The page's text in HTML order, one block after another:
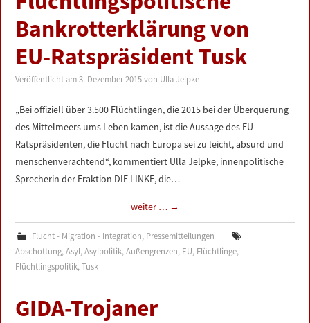
Bankrotterklärung von
EU-Ratspräsident Tusk
Veröffentlicht am3. Dezember 2015 von Ulla Jelpke
„Bei offiziell über 3.500 Flüchtlingen, die 2015 bei der Überquerung
des Mittelmeers ums Leben kamen, ist die Aussage des EU-
Ratspräsidenten, die Flucht nach Europa sei zu leicht, absurd und
menschenverachtend“, kommentiert Ulla Jelpke, innenpolitische
Sprecherin der Fraktion DIE LINKE, die…
weiter … →
Flucht - Migration - Integration, Pressemitteilungen
Abschottung,Asyl,Asylpolitik,Außengrenzen, EU, Flüchtlinge,
Flüchtlingspolitik,Tusk
GIDA-Trojaner